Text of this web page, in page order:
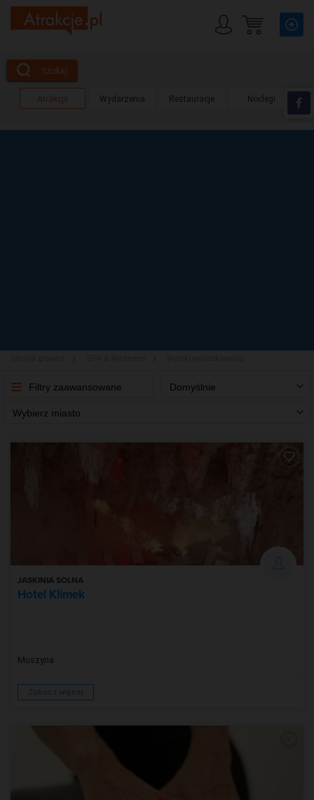
Szukaj
Atrakcje Wydarzenia Restauracje Noclegi
Filtry zaawansowane Domyślnie
Wybierz miasto
JASKINIA SOLNA
Hotel Klimek
Muszyna
Zobacz więcej